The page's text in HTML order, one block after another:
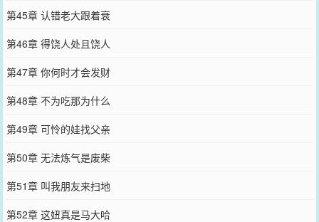
第45章 认错老大跟着衰
第46章 得饶人处且饶人
第47章 你何时才会发财
第48章 不为吃那为什么
第49章 可怜的娃找父亲
第50章 无法炼气是废柴
第51章 叫我朋友来扫地
第52章 这妞真是马大哈